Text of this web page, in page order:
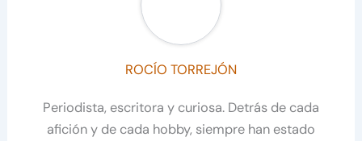
ROCÍO TORREJÓN
Periodista, escritora y curiosa. Detrás de cada
afición y de cada hobby, siempre han estado